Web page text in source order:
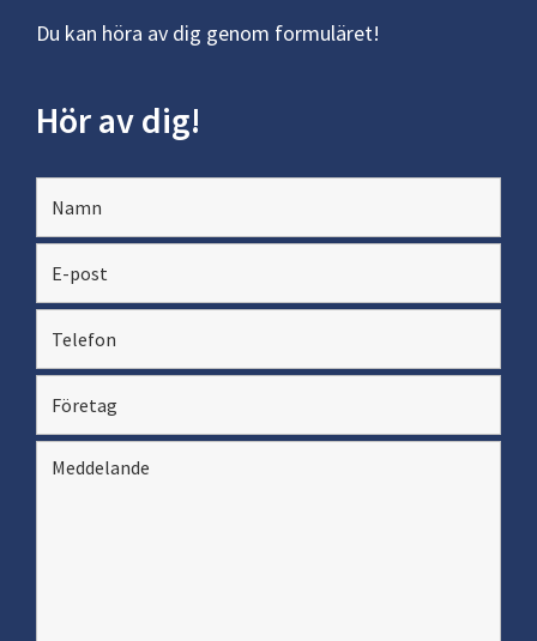
Du kan höra av dig genom formuläret!
Hör av dig!